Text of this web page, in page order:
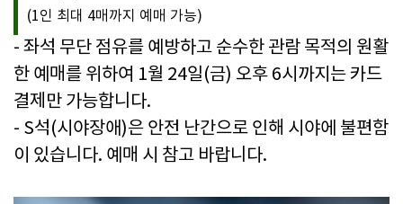
(1인 최대 4매까지 예매 가능)
- 좌석 무단 점유를 예방하고 순수한 관람 목적의 원활
한 예매를 위하여 1월 24일(금) 오후 6시까지는 카드
결제만 가능합니다.
- S석(시야장애)은 안전 난간으로 인해 시야에 불편함
이 있습니다. 예매 시 참고 바랍니다.